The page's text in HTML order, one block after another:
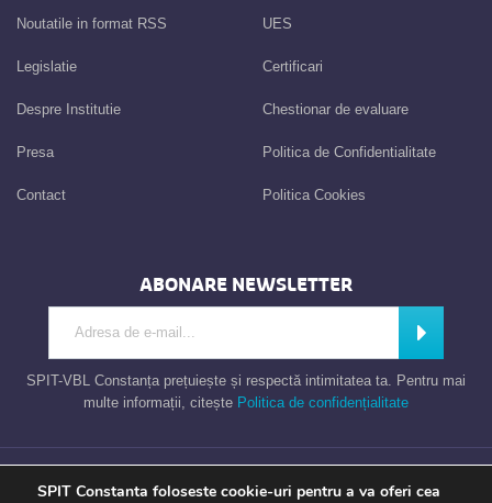
Noutatile in format RSS
Legislatie
Despre Institutie
Presa
Contact
UES
Certificari
Chestionar de evaluare
Politica de Confidentialitate
Politica Cookies
ABONARE NEWSLETTER
SPIT-VBL Constanța prețuiește și respectă intimitatea ta. Pentru mai
multe informații, citește Politica de confidențialitate
Taxe Constanta
SPIT Constanta foloseste cookie-uri pentru a va oferi cea